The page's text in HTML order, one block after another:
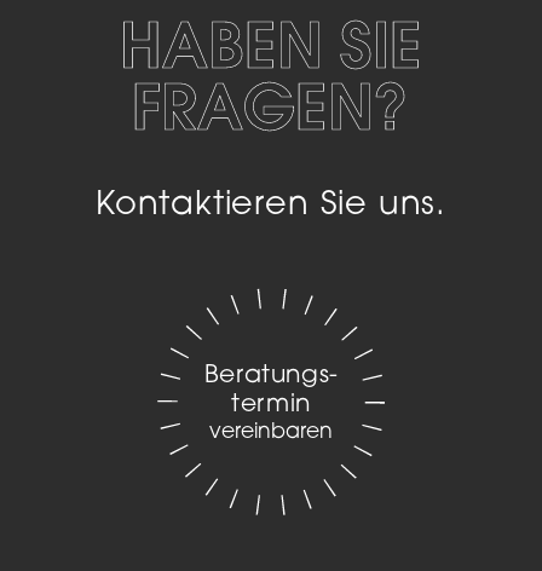
HABEN SIE
FRAGEN?
Kontaktieren Sie uns.
Beratungs­
termin
vereinbaren